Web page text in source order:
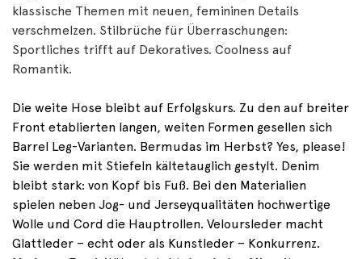
klassische Themen mit neuen, femininen Details
verschmelzen. Stilbrüche für Überraschungen:
Sportliches trifft auf Dekoratives. Coolness auf
Romantik.
Die weite Hose bleibt auf Erfolgskurs. Zu den auf breiter
Front etablierten langen, weiten Formen gesellen sich
Barrel Leg-Varianten. Bermudas im Herbst? Yes, please!
Sie werden mit Stiefeln kältetauglich gestylt. Denim
bleibt stark: von Kopf bis Fuß. Bei den Materialien
spielen neben Jog- und Jerseyqualitäten hochwertige
Wolle und Cord die Hauptrollen. Veloursleder macht
Glattleder – echt oder als Kunstleder – Konkurrenz.